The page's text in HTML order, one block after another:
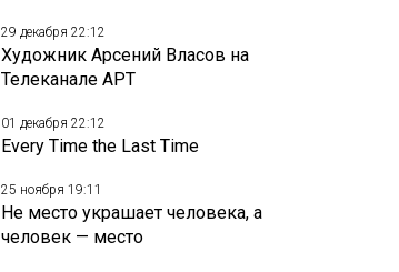
29 декабря 22:12
Художник Арсений Власов на
Телеканале АРТ
01 декабря 22:12
Every Time the Last Time
25 ноября 19:11
Не место украшает человека, а
человек — место